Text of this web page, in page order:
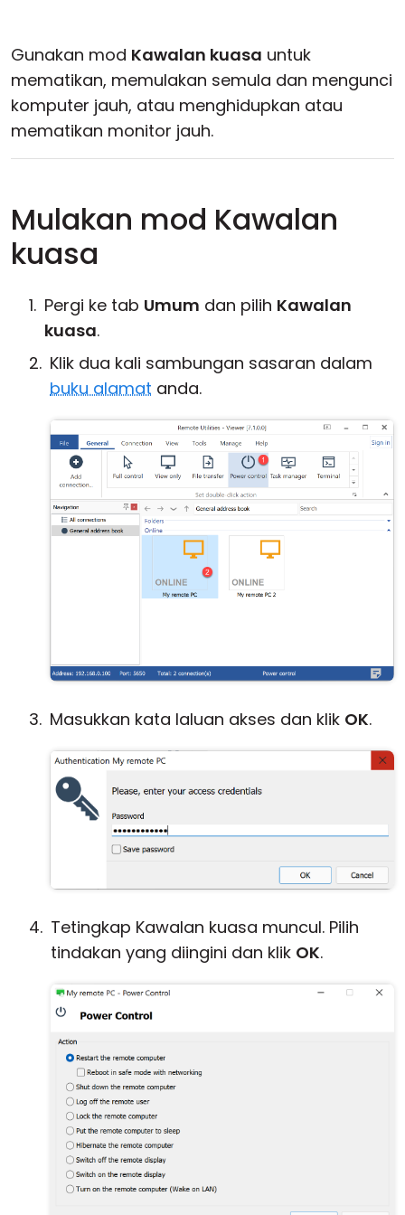
Gunakan mod Kawalan kuasa untuk
mematikan, memulakan semula dan mengunci
komputer jauh, atau menghidupkan atau
mematikan monitor jauh.
Mulakan mod Kawalan
kuasa
Pergi ke tab Umum dan pilih Kawalan
kuasa.
Klik dua kali sambungan sasaran dalam
buku alamat anda.
Masukkan kata laluan akses dan klik OK.
Tetingkap Kawalan kuasa muncul. Pilih
tindakan yang diingini dan klik OK.